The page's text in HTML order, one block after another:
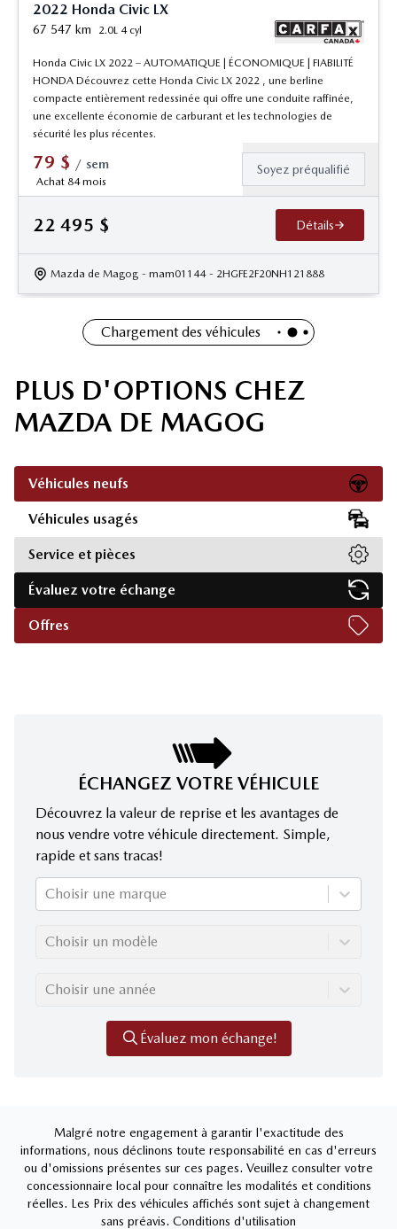
2022 Honda Civic LX
67 547 km 2.0L 4 cyl
Honda Civic LX 2022 – AUTOMATIQUE | ÉCONOMIQUE | FIABILITÉ
HONDA Découvrez cette Honda Civic LX 2022 , une berline
compacte entièrement redessinée qui offre une conduite raffinée,
une excellente économie de carburant et les technologies de
sécurité les plus récentes.
79 $ / sem
Achat 84 mois
Soyez préqualifié
22 495 $ Détails
Mazda de Magog - mam01144 - 2HGFE2F20NH121888
Chargement des véhicules
PLUS D'OPTIONS CHEZ
MAZDA DE MAGOG
Véhicules neufs
Véhicules usagés
Service et pièces
Évaluez votre échange
Offres
ÉCHANGEZ VOTRE VÉHICULE
Découvrez la valeur de reprise et les avantages de
nous vendre votre véhicule directement. Simple,
rapide et sans tracas!
Choisir une marque
Choisir un modèle
Choisir une année
Évaluez mon échange!
Malgré notre engagement à garantir l'exactitude des
informations, nous déclinons toute responsabilité en cas d'erreurs
ou d'omissions présentes sur ces pages. Veuillez consulter votre
concessionnaire local pour connaître les modalités et conditions
réelles. Les Prix des véhicules affichés sont sujet à changement
sans préavis. Conditions d'utilisation